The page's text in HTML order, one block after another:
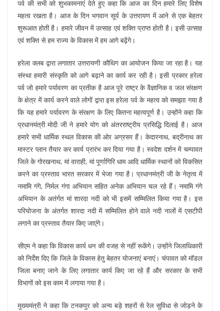
पर्व की सभी को शुभकामनाएं देते हुए कहा कि आज का दिन हमारे लिए विशेष
महत्व रखता है। आज के दिन भगवान सूर्य के उत्तरायण में आने से एक बेहतर
शुरूआत होती है। हमारे जीवन में उत्साह एवं शक्ति प्राप्त होती है। इसी उत्साह
एवं शक्ति से हम राज्य के विकास में हम आगे बढ़ेंगे।
हरेला क्लब द्वारा लगातार उत्तरायणी कौथिग का आयोजन किया जा रहा है। यह
संस्था हमारी संस्कृति को आगे बढ़ाने का कार्य कर रही है। इसी प्रकार हरेला
पर्व जो हमारे पर्यावरण का प्रतीक है आज पूरे राष्ट्र के वैज्ञानिक व जल संरक्षण
के क्षेत्र में कार्य करने वाले लोगों द्वारा इस हरेला पर्व के महत्व को समझाा गया है
कि यह हमारे पर्यावरण के संरक्षण के लिए कितना महत्वपूर्ण है। उन्होंने कहा कि
प्रधानमंत्री मोदी जी ने हमारे योग को अंतरराष्ट्रीय प्रसिद्धि दिलाई है। आज
हमारे सभी धार्मिक स्थल विकास की ओर अग्रसर हैं। केदारनाथ, बद्रीनाथ का
मास्टर प्लान तैयार कर कार्य प्रारंभ कर दिया गया है। स्वदेश दर्शन में चम्पावत
जिले के गोरखनाथ, मां वाराही, मां पूर्णागिरि धाम आदि धार्मिक स्थानों को विकसित
करने का प्रस्ताव भारत सरकार में भेजा गया है। प्रधानमंत्री जी के नेतृत्व में
नमामि गंगे, निर्मल गंगा अभियान सहित अनेक अभियान चल रहे हैं। नमामि गंगे
अभियान के अतंर्गत मां शारदा नदी को भी इसमें सम्मिलित किया गया है। इस
परियोजना के अंतर्गत शारदा नदी में सम्मिलित होने वाले नदी नालों में एसटीपी
लगाने का प्रस्ताव तैयार किए जाएंगे।
सीएम ने कहा कि विकास कार्य धन की वजह से नहीं रूकेंगे। उन्होंने जिलाधिकारी
को निर्देश दिए कि जिले के विकास हेतु बेहतर योजनाएं बनाएं। चंपावत को मॉडल
जिला बनाए जाने के लिए लगातार कार्य किए जा रहे हैं और सरकार के सभी
विभागों को इस काम में लगाया गया है।
मुख्यमंत्री ने कहा कि टनकपुर को अन्य बड़े शहरों से रेल सुविधा से जोड़ने के